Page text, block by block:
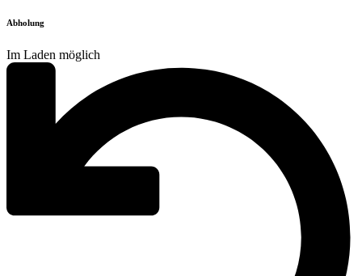
Abholung
Im Laden möglich